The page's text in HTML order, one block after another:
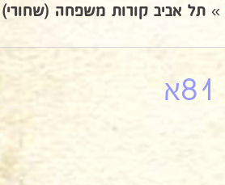
» תל אביב קורות משפחה (שחורי)